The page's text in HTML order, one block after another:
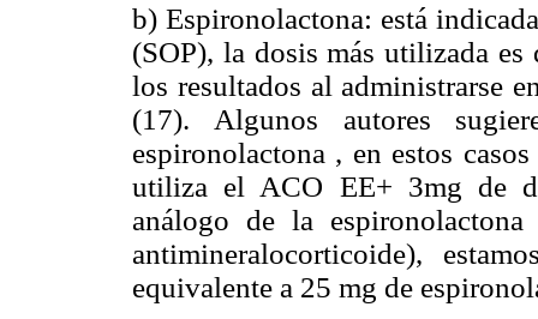
b) Espironolactona: está
(SOP), la dosis más utilizada
los resultados al administrarse
(17). Algunos autores
espironolactona , en estos
utiliza el ACO EE+ 3mg de
análogo de la
antimineralocorticoide),
equivalente a 25 mg de